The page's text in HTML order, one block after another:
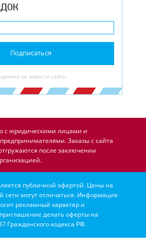
Подписаться
на новости сайта.
с юридическими лицами и
Заказы с сайта
после заключении
публичной офертой. Цены на
сети могут отличаться. Информация
рекламный характер и
делать оферты на
Гражданского кодекса РФ.